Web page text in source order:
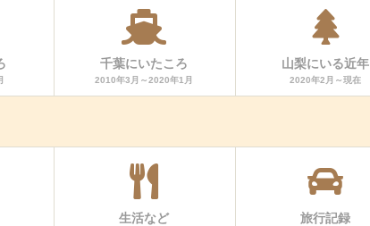
千葉にいたころ
2010年3月～2020年1月
山梨にいる近年
2020年2月～現在
生活など 旅行記録